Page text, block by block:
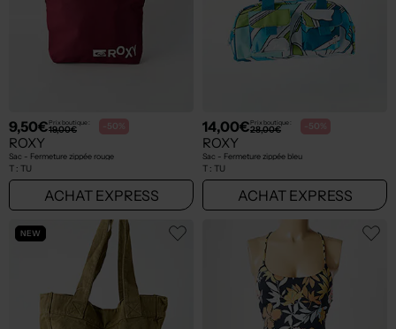
9,50€Prix boutique :
19,00€ -50%
ROXY
Sac - Fermeture zippée rouge
T : TU
ACHAT EXPRESS
14,00€Prix boutique :
28,00€ -50%
ROXY
Sac - Fermeture zippée bleu
T : TU
ACHAT EXPRESS
NEW